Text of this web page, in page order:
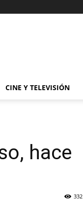
CINE Y TELEVISIÓN
hace
332